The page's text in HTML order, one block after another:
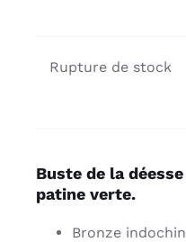
Rupture de stock
Buste de la
patine verte.
Bronze